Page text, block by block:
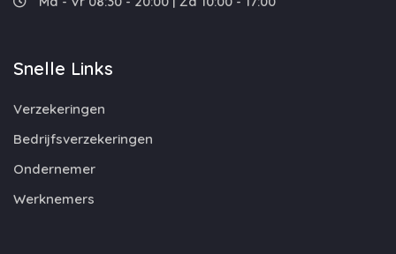
Snelle Links
Verzekeringen
Bedrijfsverzekeringen
Ondernemer
Werknemers